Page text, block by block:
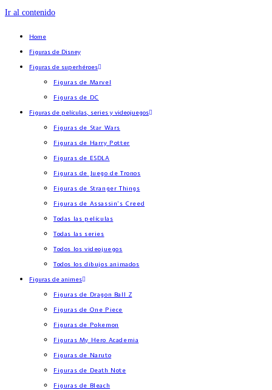
Ir al contenido
Home
Figuras de Disney
Figuras de superhéroes
Figuras de Marvel
Figuras de DC
Figuras de películas, series y videojuegos
Figuras de Star Wars
Figuras de Harry Potter
Figuras de ESDLA
Figuras de Juego de Tronos
Figuras de Stranger Things
Figuras de Assassin’s Creed
Todas las películas
Todas las series
Todos los videojuegos
Todos los dibujos animados
Figuras de animes
Figuras de Dragon Ball Z
Figuras de One Piece
Figuras de Pokemon
Figuras My Hero Academia
Figuras de Naruto
Figuras de Death Note
Figuras de Bleach